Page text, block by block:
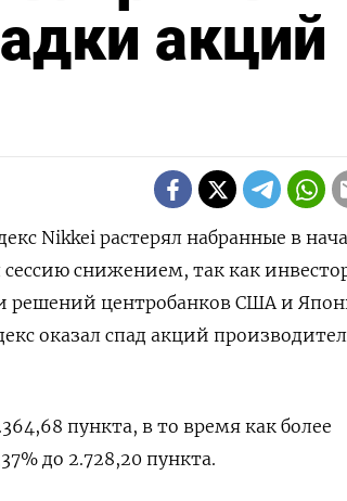
акций
Nikkei растерял набранные в
снижением, так как
решений центробанков США и
оказал спад акций
пункта, в то время как более
до 2.728,20 пункта.